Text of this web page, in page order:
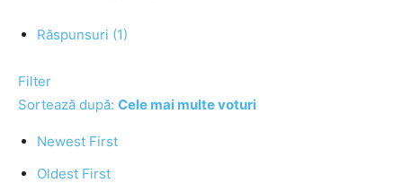
Răspunsuri (1)
Filter
Sortează după: Cele mai multe voturi
Newest First
Oldest First